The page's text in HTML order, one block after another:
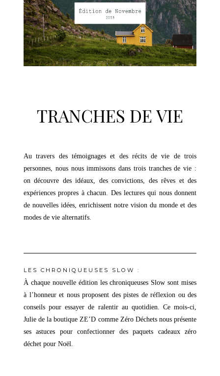
TRANCHES DE VIE
Au travers des témoignages et des récits de vie de trois
personnes, nous nous immissons dans trois tranches de vie :
on découvre des idéaux, des convictions, des rêves et des
expériences propres à chacun. Des lectures qui nous donnent
de nouvelles idées, enrichissent notre vision du monde et des
modes de vie alternatifs.
LES CHRONIQUEUSES SLOW :
À chaque nouvelle édition les chroniqueuses Slow sont mises
à l’honneur et nous proposent des pistes de réflexion ou des
conseils pour essayer de ralentir au quotidien. Ce mois-ci,
Julie de la boutique ZE’D comme Zéro Déchets nous présente
ses astuces pour confectionner des paquets cadeaux zéro
déchet pour Noël.